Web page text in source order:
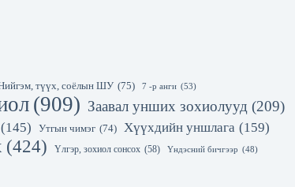
түүх, соёлын ШУ (75) 7 -р анги (53)
(909) Заавал унших зохиолууд (209)
(145) Утгын чимэг (74) Хүүхдийн уншлага (159)
(424) Үлгэр, зохиол сонсох (58) Үндэсний бичгээр (48)